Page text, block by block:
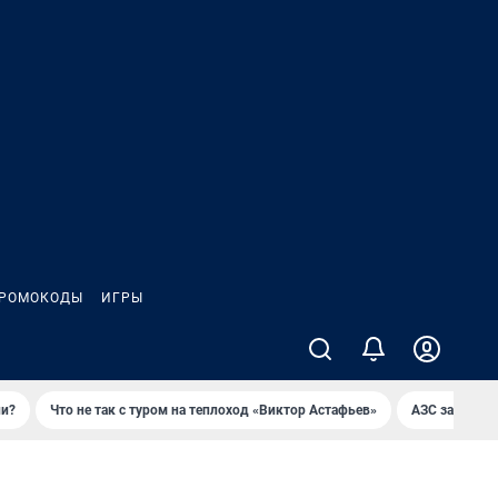
ИГРЫ
Что не так с туром на теплоход «Виктор Астафьев» AЗС